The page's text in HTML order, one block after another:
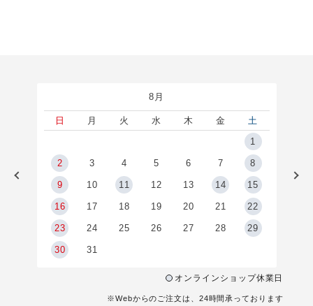
8月
日 月 火 水 木 金
土
1
2 3 4 5 6 7 8
9 10 11 12 13 14 15
16 17 18 19 20 21 22
23 24 25 26 27 28 29
30 31
オンラインショップ休業日
※Webからのご注文は、24時間承っております